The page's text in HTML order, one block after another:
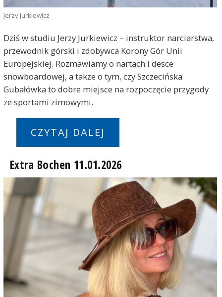
Jerzy Jurkiewicz
Dziś w studiu Jerzy Jurkiewicz – instruktor narciarstwa,
przewodnik górski i zdobywca Korony Gór Unii
Europejskiej. Rozmawiamy o nartach i desce
snowboardowej, a także o tym, czy Szczecińska
Gubałówka to dobre miejsce na rozpoczęcie przygody
ze sportami zimowymi.
CZYTAJ DALEJ
Extra Bochen 11.01.2026